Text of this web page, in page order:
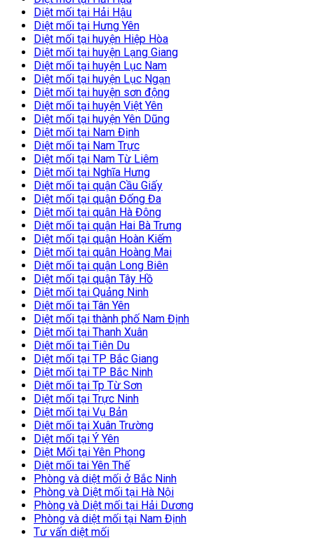
Diệt mối tại Hải Hậu
Diệt mối tại Hưng Yên
Diệt mối tại huyện Hiệp Hòa
Diệt mối tại huyện Lạng Giang
Diệt mối tại huyện Lục Nam
Diệt mối tại huyện Lục Ngạn
Diệt mối tại huyện sơn động
Diệt mối tại huyện Việt Yên
Diệt mối tại huyện Yên Dũng
Diệt mối tại Nam Định
Diệt mối tại Nam Trực
Diệt mối tại Nam Từ Liêm
Diệt mối tại Nghĩa Hưng
Diệt mối tại quận Cầu Giấy
Diệt mối tại quận Đống Đa
Diệt mối tại quận Hà Đông
Diệt mối tại quận Hai Bà Trưng
Diệt mối tại quận Hoàn Kiếm
Diệt mối tại quận Hoàng Mai
Diệt mối tại quận Long Biên
Diệt mối tại quận Tây Hồ
Diệt mối tại Quảng Ninh
Diệt mối tại Tân Yên
Diệt mối tại thành phố Nam Định
Diệt mối tại Thanh Xuân
Diệt mối tại Tiên Du
Diệt mối tại TP Bắc Giang
Diệt mối tại TP Bắc Ninh
Diệt mối tại Tp Từ Sơn
Diệt mối tại Trực Ninh
Diệt mối tại Vụ Bản
Diệt mối tại Xuân Trường
Diệt mối tại Ý Yên
Diệt Mối tại Yên Phong
Diệt mối tai Yên Thế
Phòng và diệt mối ở Bắc Ninh
Phòng và Diệt mối tại Hà Nội
Phòng và Diệt mối tại Hải Dương
Phòng và diệt mối tại Nam Định
Tư vấn diệt mối